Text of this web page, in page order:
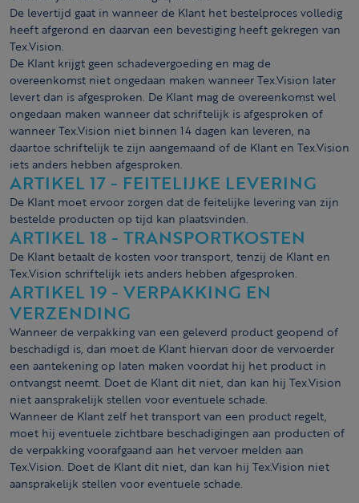
De levertijd gaat in wanneer de Klant het bestelproces volledig
heeft afgerond en daarvan een bevestiging heeft gekregen van
Tex.Vision.
De Klant krijgt geen schadevergoeding en mag de
overeenkomst niet ongedaan maken wanneer Tex.Vision later
levert dan is afgesproken. De Klant mag de overeenkomst wel
ongedaan maken wanneer dat schriftelijk is afgesproken of
wanneer Tex.Vision niet binnen 14 dagen kan leveren, na
daartoe schriftelijk te zijn aangemaand of de Klant en Tex.Vision
iets anders hebben afgesproken.
ARTIKEL 17 - FEITELIJKE LEVERING
De Klant moet ervoor zorgen dat de feitelijke levering van zijn
bestelde producten op tijd kan plaatsvinden.
ARTIKEL 18 - TRANSPORTKOSTEN
De Klant betaalt de kosten voor transport, tenzij de Klant en
Tex.Vision schriftelijk iets anders hebben afgesproken.
ARTIKEL 19 - VERPAKKING EN
VERZENDING
Wanneer de verpakking van een geleverd product geopend of
beschadigd is, dan moet de Klant hiervan door de vervoerder
een aantekening op laten maken voordat hij het product in
ontvangst neemt. Doet de Klant dit niet, dan kan hij Tex.Vision
niet aansprakelijk stellen voor eventuele schade.
Wanneer de Klant zelf het transport van een product regelt,
moet hij eventuele zichtbare beschadigingen aan producten of
de verpakking voorafgaand aan het vervoer melden aan
Tex.Vision. Doet de Klant dit niet, dan kan hij Tex.Vision niet
aansprakelijk stellen voor eventuele schade.